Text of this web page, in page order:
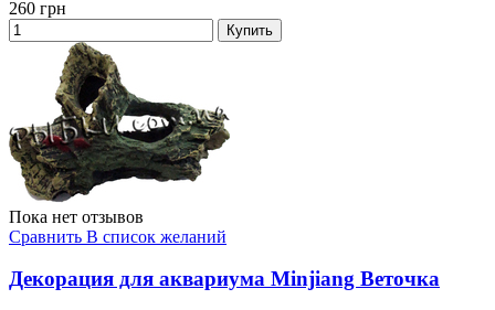
260 грн
Купить
Пока нет отзывов
Сравнить В список желаний
Декорация для аквариума Minjiang Веточка